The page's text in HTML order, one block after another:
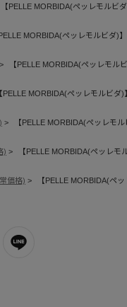
【PELLE MORBIDA(ペッレモルビ
PELLE MORBIDA(ペッレモルビダ)
【PELLE MORBIDA(ペッレモル
【PELLE MORBIDA(ペッレモルビダ
【PELLE MORBIDA(ペッレモ
) 【PELLE MORBIDA(ペッレ
価格) 【PELLE MORBIDA(ペ